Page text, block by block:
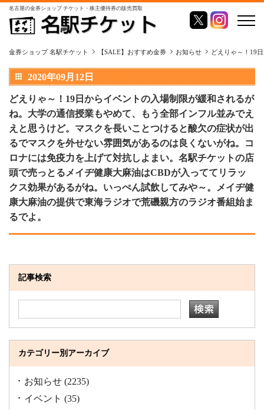
名古屋の金券ショップ チケット・株主優待券の販売買取
金券ショップ 名駅チケット 【SALE】おすすめ金券 お知らせ どえりゃ～！19
2020年09月12日
どえりゃ～！19日からイベントの入場制限が緩和されるが
ね。大学の通信授業もやめて、もう全部インフル並みでえ
えと思うけど。マスクを長いことつけると酸欠の症状が出
るでマスクを外せない雰囲気があるのは良くないがね。コ
ロナには免疫力を上げて対抗しよまい。名駅チケットの店
頭で売っとるメイヂ健康大麻油はCBDが入っててリラッ
クス効果があるがね。いっぺん試飲してみや～。メイヂ健
康大麻油の提供で東海ラジオで荒磯親方のラジオ番組始ま
るでよ。
記事検索
カテゴリー別アーカイブ
お知らせ (2235)
イベント (35)